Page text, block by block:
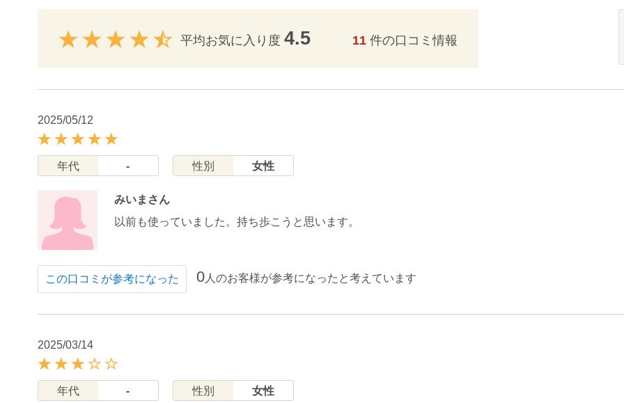
平均お気に入り度 4.5 11 件の口コミ情報
2025/05/12
年代 - 性別 女性
みいまさん
以前も使っていました。持ち歩こうと思います。
この口コミが参考になった 0人のお客様が参考になったと考えています
2025/03/14
年代 - 性別 女性